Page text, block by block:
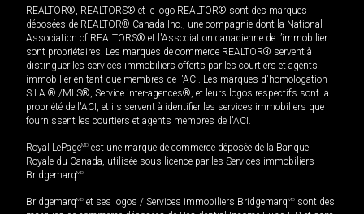
REALTOR®, REALTORS® et le logo REALTOR® sont des marques
déposées de REALTOR® Canada Inc., une compagnie dont la National
Association of REALTORS® et l'Association canadienne de l’immobilier
sont propriétaires. Les marques de commerce REALTOR® servent à
distinguer les services immobiliers offerts par les courtiers et agents
immobilier en tant que membres de l'ACI. Les marques d'homologation
S.I.A.® /MLS®, Service inter-agences®, et leurs logos respectifs sont la
propriété de l'ACI, et ils servent à identifier les services immobiliers que
fournissent les courtiers et agents membres de l'ACI.
Royal LePageMD est une marque de commerce déposée de la Banque
Royale du Canada, utilisée sous licence par les Services immobiliers
BridgemarqMD.
BridgemarqMD et ses logos / Services immobiliers BridgemarqMD sont des